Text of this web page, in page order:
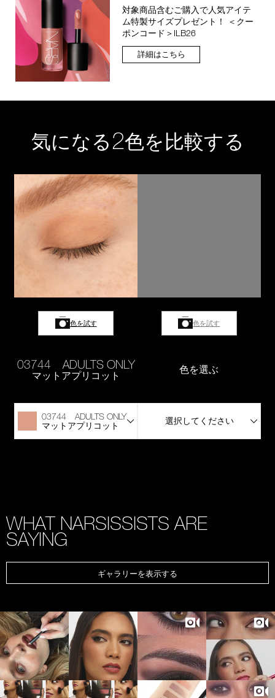
対象商品含むご購入で人気アイテ
ム特製サイズプレゼント！ ＜クー
ポンコード＞ILB26
詳細はこちら
気になる2色を比較する
色を試す
03744 ADULTS ONLY
マットアプリコット
03744 ADULTS ONLY
マットアプリコット
色を試す
色を選ぶ
選択してください
WHAT NARSISSISTS ARE
SAYING
ギャラリーを表示する